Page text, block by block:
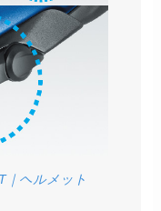
｜ヘルメット